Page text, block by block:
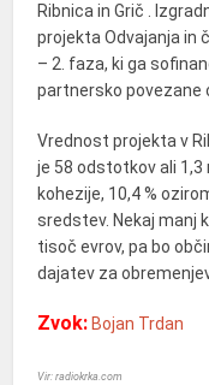
Ribnica in Grič .
projekta Odvajanja in
– 2. faza, ki ga
partnersko povezane
Vrednost projekta v
je 58 odstotkov ali
kohezije, 10,4 %
sredstev. Nekaj manj
tisoč evrov, pa bo
dajatev za
Zvok: Bojan Trdan
Vir: radiokrka.com